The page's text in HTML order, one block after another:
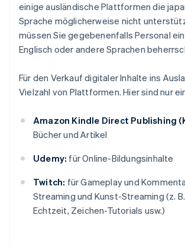
einige ausländische Plattformen die
Sprache möglicherweise nicht
müssen Sie gegebenenfalls Personal
Englisch oder andere Sprachen
Für den Verkauf digitaler Inhalte ins
Vielzahl von Plattformen. Hier sind nur
Amazon Kindle Direct Publishing
Bücher und Artikel
Udemy: für Online-Bildungsinhalte
Twitch: für Gameplay und
Streaming und Kunst-Streaming (z.
Echtzeit, Zeichen-Tutorials usw.)